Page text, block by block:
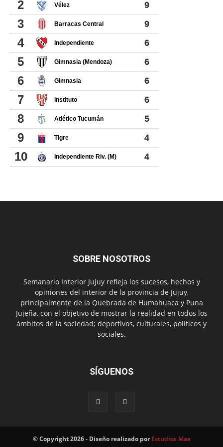
SOBRE NOSOTROS
Semanario Interior Jujuy refleja los sucesos, hechos y
opiniones del interior de la provincia de Jujuy,
principalmente de la Quebrada de Humahuaca y Puna
Jujeña, con el objetivo de mostrar la realidad en todos los
ámbitos de la sociedad; deportivos, culturales, políticos y
sociales.
SÍGUENOS
© Copyright 2026 - Diseño realizado porEstudios Max